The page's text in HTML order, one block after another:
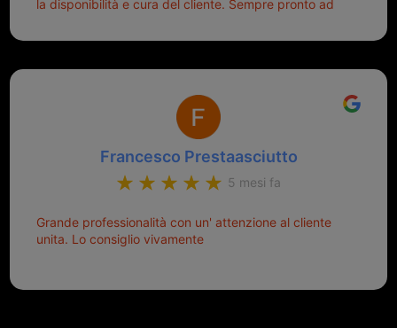
la disponibilità e cura del cliente. Sempre pronto ad
Francesco Prestaasciutto
5 mesi fa
Grande professionalità con un' attenzione al cliente
unita. Lo consiglio vivamente